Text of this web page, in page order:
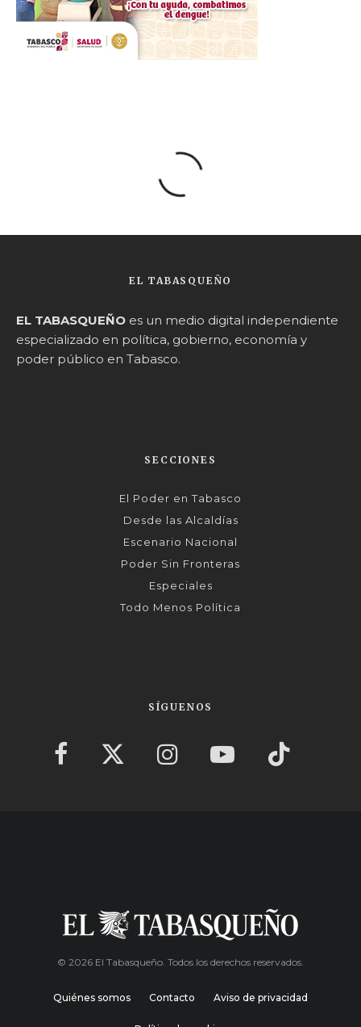
EL TABASQUEÑO
EL TABASQUEÑO es un medio digital independiente
especializado en política, gobierno, economía y
poder público en Tabasco.
SECCIONES
El Poder en Tabasco
Desde las Alcaldías
Escenario Nacional
Poder Sin Fronteras
Especiales
Todo Menos Política
SÍGUENOS
© 2026 El Tabasqueño. Todos los derechos reservados.
Quiénes somos Contacto Aviso de privacidad